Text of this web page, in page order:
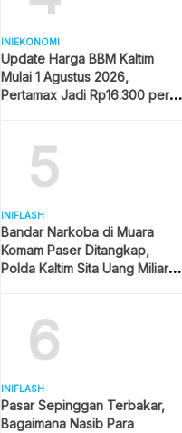
INIEKONOMI
Update Harga BBM Kaltim
Mulai 1 Agustus 2026,
Pertamax Jadi Rp16.300 per
5
INIFLASH
Bandar Narkoba di Muara
Komam Paser Ditangkap,
Polda Kaltim Sita Uang Miliaran
6
INIFLASH
Pasar Sepinggan Terbakar,
Bagaimana Nasib Para